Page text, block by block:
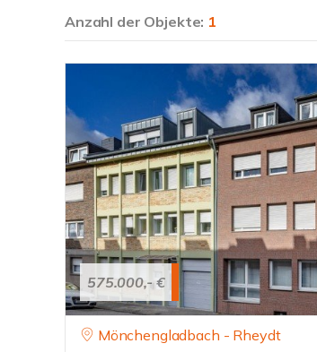
Anzahl der Objekte: 1
575.000,- €
Mönchengladbach - Rheydt